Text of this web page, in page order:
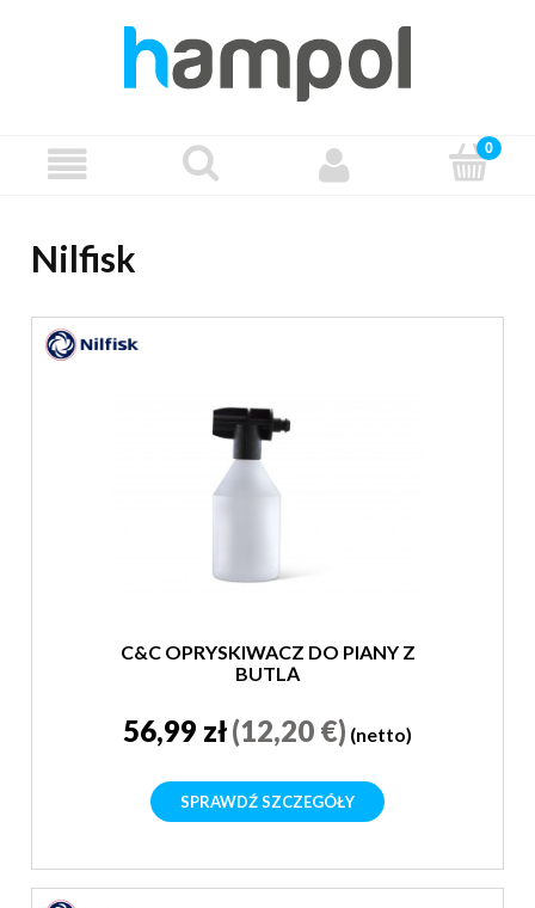
Nilfisk
C&C OPRYSKIWACZ DO PIANY Z
BUTLĄ
56,99 zł(12,20 €) (netto)
SPRAWDŹ SZCZEGÓŁY